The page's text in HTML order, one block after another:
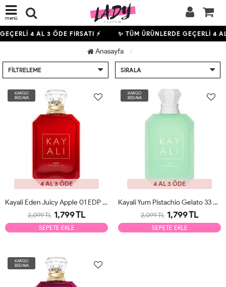
menü
4 AL 3 ÖDE FIRSATI ⚡ ✨ TÜM ÜRÜNLERDE GEÇERLİ 4
Anasayfa
FILTRELEME SIRALA
KARGO
BEDAVA
4 AL 3 ÖDE
Kayali Eden Juicy Apple 01 EDP 100ml Unisex Parfüm Tester
2,099 TL 1,799 TL
SEPETE EKLE
KARGO
BEDAVA
4 AL 3 ÖDE
Kayali Yum Pistachio Gelato 33 EDP 100ml Unisex Parfüm Tester
2,099 TL 1,799 TL
SEPETE EKLE
KARGO
BEDAVA